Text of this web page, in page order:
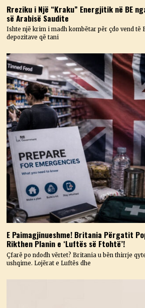
Rreziku i Një “Kraku” Energjitik në BE
së Arabisë Saudite
Ishte një krim i madh kombëtar për çdo vend të
depozitave që tani
E Paimagjinueshme! Britania Përgatit
Rikthen Planin e ‘Luftës së Ftohtë’!
Çfarë po ndodh vërtet? Britania u bën thirrje
ushqime. Lojërat e Luftës dhe